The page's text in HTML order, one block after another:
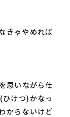
きゃやめれば
思いながら仕
けつ)かなっ
からないけど